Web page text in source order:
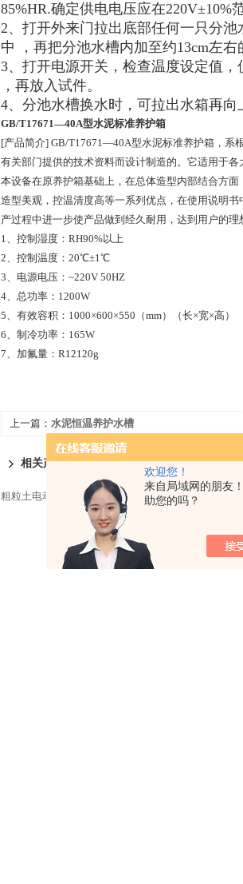
欢迎您！
来自局域网的朋友
助您的吗？
85%HR.确定供电电压应在220V±10%
2、打开外来门拉出底部任何一只分
中 ，再把分池水槽内加至约13cm左
3、打开电源开关，检查温度设定值
，再放入试件。
4、分池水槽换水时，可拉出水箱再向
GB/T17671—40A型水泥标准养护箱
[产品简介] GB/T17671—40A型水泥标准养护箱，系
有关部门提供的技术资料而设计制造的。它适用于
本设备在原养护箱基础上，在总体造型内部结合方
造型美观，控温清度高等一系列优点，在使用说明
产过程中进一步使产品做到经久耐用，达到用户的理
1、控制湿度：RH90%以上
2、控制温度：20℃±1℃
3、电源电压：~220V 50HZ
4、总功率：1200W
5、有效容积：1000×600×550（mm）（长×宽×高）
6、制冷功率：165W
7、加氟量：R12120g
上一篇： 水泥恒温养护水槽
相关产品
粗粒土电动击实仪主要技术参数 涂料耐洗刷性测定仪